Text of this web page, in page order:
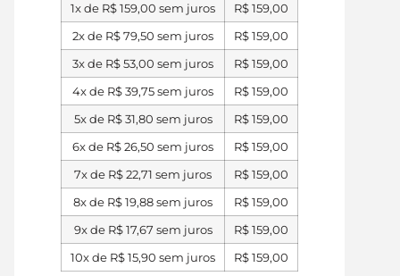
1x de R$159,00 sem juros R$159,00
2x de R$79,50 sem juros R$159,00
3x de R$53,00 sem juros R$159,00
4x de R$39,75sem juros R$159,00
5x de R$31,80 sem juros R$159,00
6x de R$26,50 sem juros R$159,00
7x de R$22,71 sem juros R$159,00
8x de R$19,88sem juros R$159,00
9x de R$17,67 sem juros R$159,00
10x de R$15,90 sem juros R$159,00